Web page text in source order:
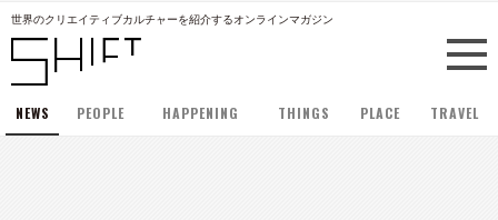
世界のクリエイティブカルチャーを紹介するオンラインマガジン
NEWS PEOPLE HAPPENING THINGS PLACE TRAVEL